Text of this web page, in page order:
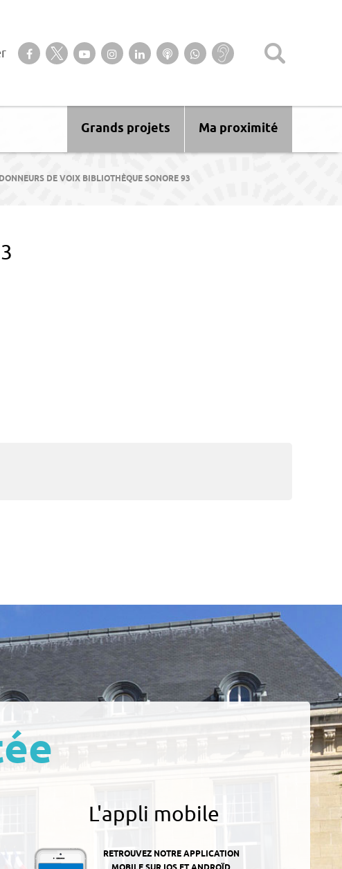
Suivez-nous sur notre page Facebook
Suivez-nous sur Twitter
Suivez-nous sur YouTube
Suivez-nous sur Instagram
Retrouvez-nous sur Linkedin
Ecoutez nos Podcasts
Suivez-nous sur
WhatsApp
Baisse
d’audition ?
Ma proximité
Grands projets
DE VOIX BIBLIOTHÈQUE SONORE 93
L'appli mobile
RETROUVEZ NOTRE APPLICATION